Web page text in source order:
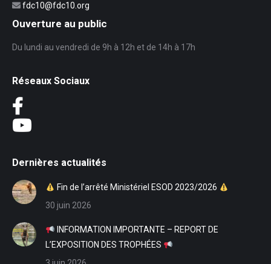
fdc10@fdc10.org
Ouverture au public
Du lundi au vendredi de 9h à 12h et de 14h à 17h
Réseaux Sociaux
Dernières actualités
Fin de l’arrêté Ministériel ESOD 2023/2026
30 juin 2026
INFORMATION IMPORTANTE – REPORT DE
L’EXPOSITION DES TROPHÉES